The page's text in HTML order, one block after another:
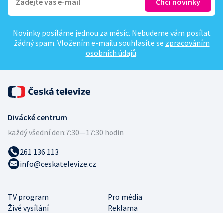
Novinky posíláme jednou za měsíc. Nebudeme vám posílat
žádný spam. Vložením e-mailu souhlasíte se zpracováním
osobních údajů.